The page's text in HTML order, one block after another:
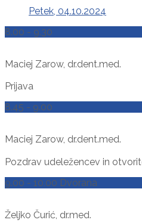
Petek, 04.10.2024
8.00 - 9.30
Maciej Zarow, dr.dent.med.
Prijava
8.45 - 9.00
Maciej Zarow, dr.dent.med.
Pozdrav udeležencev in
9.00 - 10.00 Dvorana
Željko Čurić, dr.med.